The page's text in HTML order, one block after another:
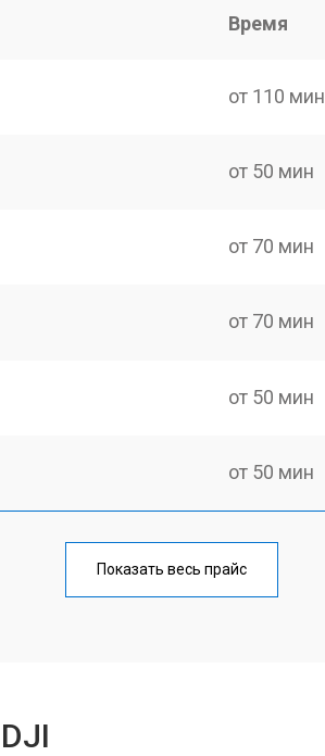
Время
от 110 мин
от 50 мин
от 70 мин
от 70 мин
от 50 мин
от 50 мин
от 80 мин
Показать весь прайс